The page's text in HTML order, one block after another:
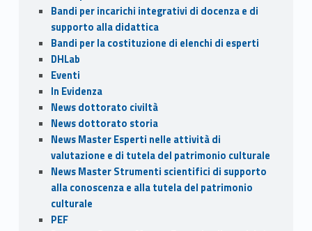
Bandi per incarichi integrativi di docenza e di
supporto alla didattica
Bandi per la costituzione di elenchi di esperti
DHLab
Eventi
In Evidenza
News dottorato civiltà
News dottorato storia
News Master Esperti nelle attività di
valutazione e di tutela del patrimonio culturale
News Master Strumenti scientifici di supporto
alla conoscenza e alla tutela del patrimonio
culturale
PEF